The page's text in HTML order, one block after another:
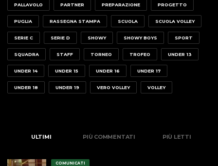
PALLAVOLO PARTNER PREPARAZIONE PROGETTO
PUGLIA RASSEGNA STAMPA SCUOLA SCUOLA VOLLEY
SERIE C SERIE D SHOWY SHOWY BOYS SPORT
SQUADRA STAFF TORNEO TROFEO UNDER 13
UNDER 14 UNDER 15 UNDER 16 UNDER 17
UNDER 18 UNDER 19 VERO VOLLEY VOLLEY
ULTIMI PIÙ COMMENTATI PIÙ LETTI
COMUNICATI